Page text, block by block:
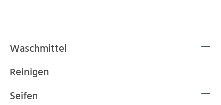
Waschmittel
Reinigen
Seifen